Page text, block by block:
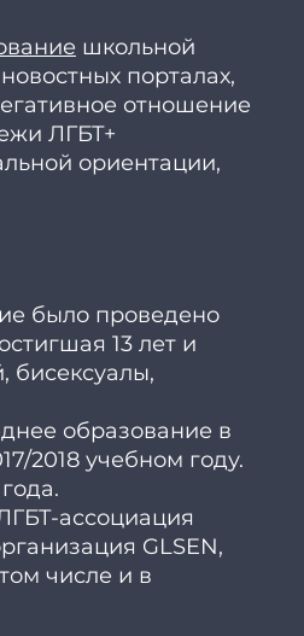
школьной
порталах,
отношение
ЛГБТ+
ориентации,
было проведено
13 лет и
бисексуалы,
образование в
2018 учебном году.
ассоциация
GLSEN,
числе и в